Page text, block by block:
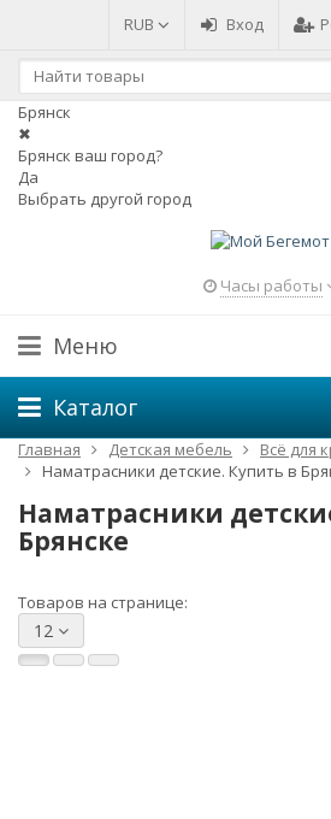
RUB Вход
Брянск
✖
Брянск ваш город?
Да
Выбрать другой город
Часы работы
Меню
Каталог
Главная Детская мебель
Всё для
Наматрасники детские. Купить в
Наматрасники
Брянске
Товаров на странице:
12